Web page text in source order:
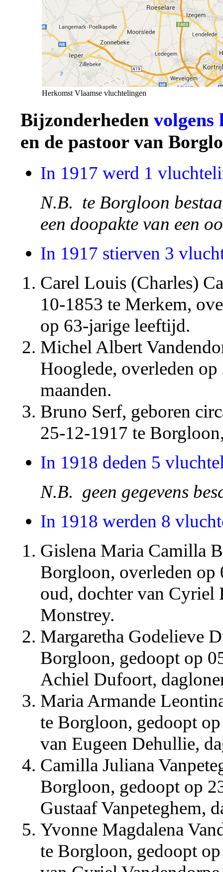
Herkomst Vlaamse vluchtelingen
Bijzonderheden volgens
en de pastoor van
In 1917 werd 1
N.B. te Borgloon
een doopakte van een
In 1917 stierven 3
Carel Louis (Charles)
10-1853 te Merkem,
op 63-jarige leeftijd.
Michel Albert
Hooglede, overleden
maanden.
Bruno Serf, geboren
25-12-1917 te
In 1918 deden 5
N.B. geen gegevens
In 1918 werden 8
Gislena Maria Camilla
Borgloon, overleden op
oud, dochter van Cyriel
Monstrey.
Margaretha Godelieve
Borgloon, gedoopt op
Achiel Dufoort,
Maria Armande
te Borgloon, gedoopt
van Eugeen Dehullie,
Camilla Juliana
Borgloon, gedoopt op
Gustaaf Vanpeteghem,
Yvonne Magdalena
te Borgloon, gedoopt